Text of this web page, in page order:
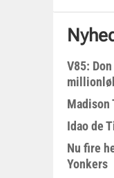
V85:
Madison
Idao de
Nu fire
Yonkers